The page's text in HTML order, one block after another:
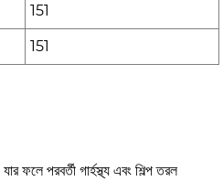
151
151
ফলে পরবর্তী গার্হস্থ্য এবং শিল্প তরল